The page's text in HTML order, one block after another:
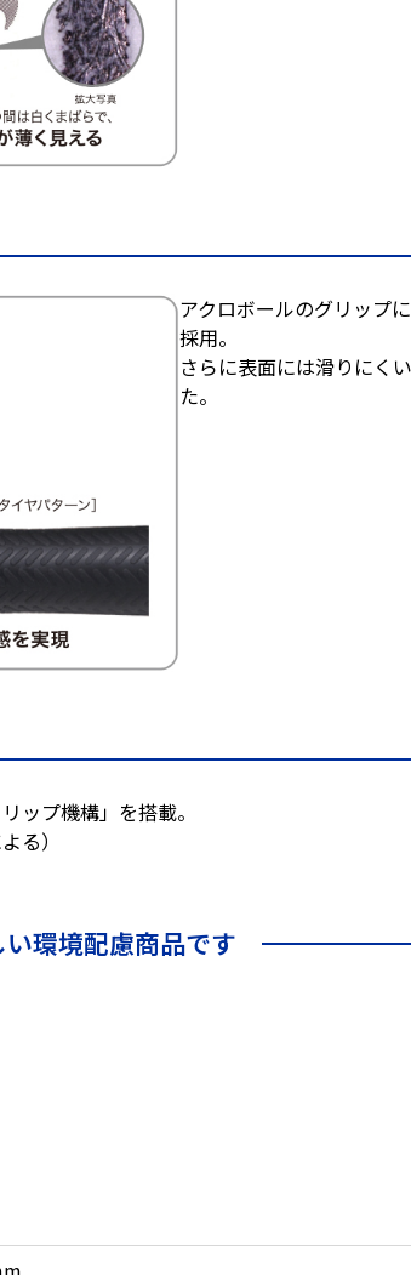
アクロボールのグリップ
採用。
さらに表面には滑りにく
た。
ップ機構」を搭載。
る）
環境配慮商品です